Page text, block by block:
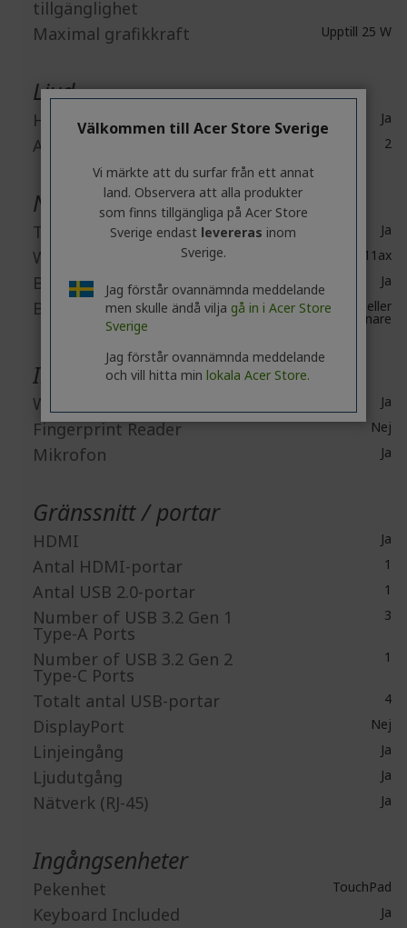
tillgänglighet
Maximal grafikkraft
Upptill 25 W
Ljud
Högtalare Ja
Antal högtalare 2
Nätverk & kommunikation
Trådlöst LAN Ja
WLAN-standard IEEE 802.11ax
Bluetooth Ja
Bluetooth Standard Bluetooth 5.1 eller
senare
Inbyggda enheter
Webbkamera Ja
Fingerprint Reader Nej
Mikrofon Ja
Gränssnitt / portar
HDMI Ja
Antal HDMI-portar 1
Antal USB 2.0-portar 1
Number of USB 3.2 Gen 1
Type-A Ports
3
Number of USB 3.2 Gen 2
Type-C Ports
1
Totalt antal USB-portar 4
DisplayPort Nej
Linjeingång Ja
Ljudutgång Ja
Nätverk (RJ-45) Ja
Ingångsenheter
Pekenhet TouchPad
Keyboard Included Ja
Välkommen till Acer Store Sverige
Vi märkte att du surfar från ett annat
land. Observera att alla produkter
som finns tillgängliga på Acer Store
Sverige endast levereras inom
Sverige.
Jag förstår ovannämnda meddelande
men skulle ändå vilja gå in i Acer Store
Sverige
Jag förstår ovannämnda meddelande
och vill hitta min lokala Acer Store.